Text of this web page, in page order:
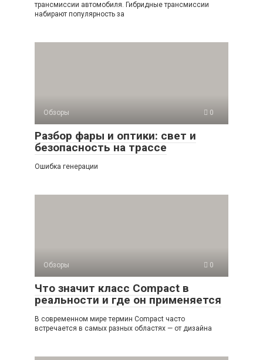
трансмиссии автомобиля. Гибридные трансмиссии
набирают популярность за
Обзоры 0
Разбор фары и оптики: свет и
безопасность на трассе
Ошибка генерации
Обзоры 0
Что значит класс Compact в
реальности и где он применяется
В современном мире термин Compact часто
встречается в самых разных областях — от дизайна